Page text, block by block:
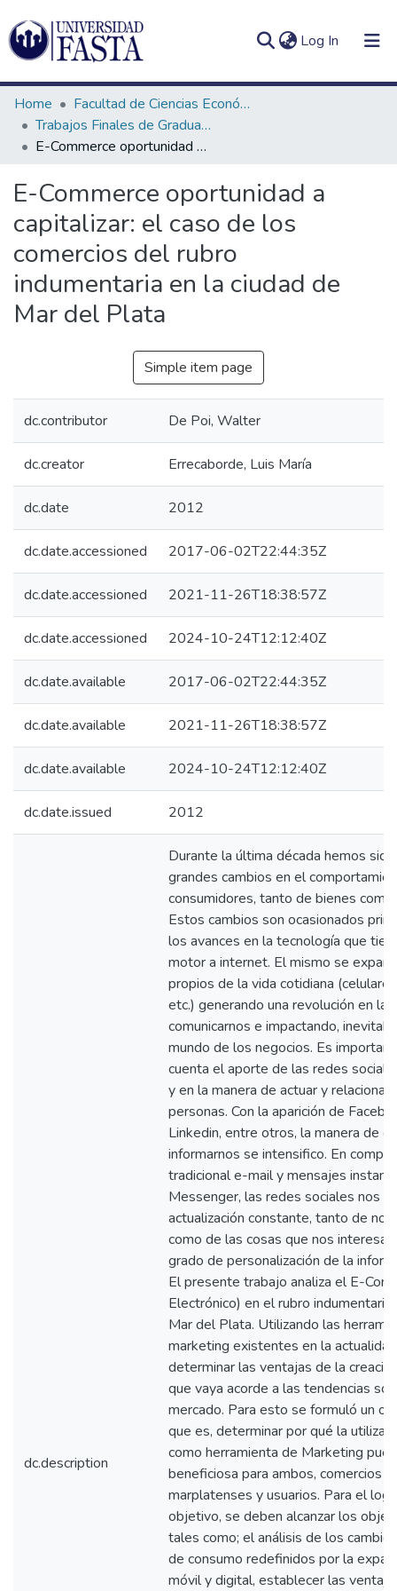
Log In (current)
Communities
&
Collections
All of DSpace
Statistics
In(current)
Home
Facultad de Ciencias Económicas
Trabajos Finales de Graduación de Comercialización
E-Commerce oportunidad a capitalizar: el caso de los comercios del rubro indumentaria en la ciudad de Mar del Plata
E-Commerce oportunidad a
capitalizar: el caso de los
comercios del rubro
indumentaria en la ciudad de
Mar del Plata
Simple item page
dc.contributor De Poi, Walter
dc.creator Errecaborde, Luis María
dc.date 2012
dc.date.accessioned 2017-06-02T22:44:35Z
dc.date.accessioned 2021-11-26T18:38:57Z
dc.date.accessioned 2024-10-24T12:12:40Z
dc.date.available 2017-06-02T22:44:35Z
dc.date.available 2021-11-26T18:38:57Z
dc.date.available 2024-10-24T12:12:40Z
dc.date.issued 2012
dc.description
Durante la última década hemos
grandes cambios en el
consumidores, tanto de bienes
Estos cambios son ocasionados
los avances en la tecnología que
motor a internet. El mismo se
propios de la vida cotidiana
etc.) generando una revolución en la
comunicarnos e impactando,
mundo de los negocios. Es
cuenta el aporte de las redes
y en la manera de actuar y
personas. Con la aparición de
Linkedin, entre otros, la manera de
informarnos se intensifico. En
tradicional e-mail y mensajes
Messenger, las redes sociales nos
actualización constante, tanto de
como de las cosas que nos
grado de personalización de la
El presente trabajo analiza el E-
Electrónico) en el rubro indumentaria
Mar del Plata. Utilizando las
marketing existentes en la
determinar las ventajas de la
que vaya acorde a las tendencias
mercado. Para esto se formuló un
que es, determinar por qué la
como herramienta de Marketing
beneficiosa para ambos, comercios
marplatenses y usuarios. Para el
objetivo, se deben alcanzar los
tales como; el análisis de los
de consumo redefinidos por la
móvil y digital, establecer las